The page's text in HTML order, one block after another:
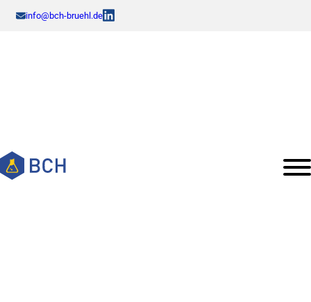
info@bch-bruehl.de